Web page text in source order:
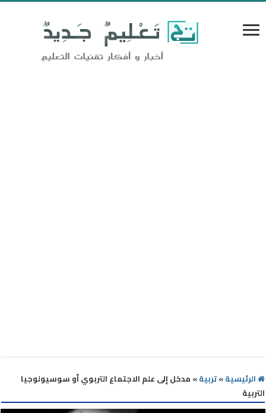
الرئيسية»تربية» مدخل إلى علم الاجتماع التربوي أو سوسيولوجيا
التربية